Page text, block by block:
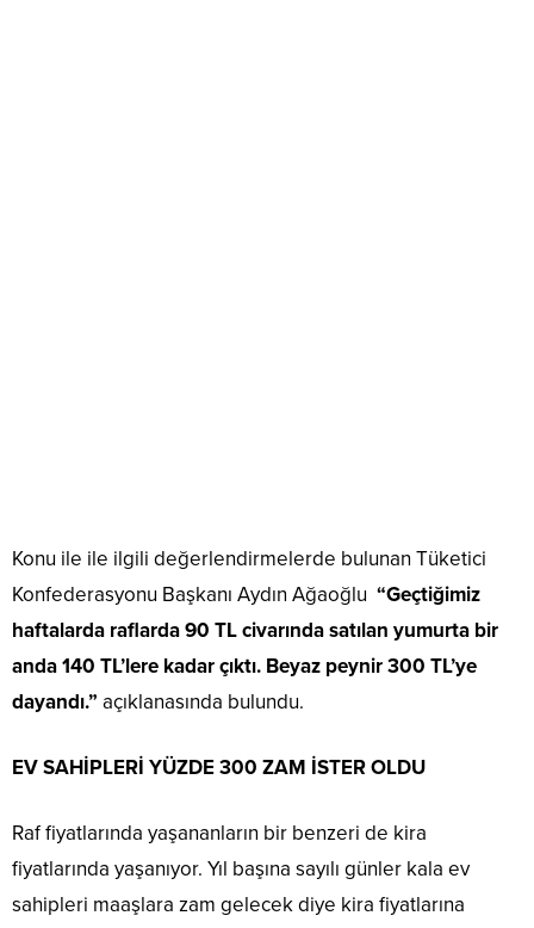
Konu ile ile ilgili değerlendirmelerde bulunan Tüketici
Konfederasyonu Başkanı Aydın Ağaoğlu “Geçtiğimiz
haftalarda raflarda 90 TL civarında satılan yumurta bir
anda 140 TL’lere kadar çıktı. Beyaz peynir 300 TL’ye
dayandı.” açıklanasında bulundu.
EV SAHİPLERİ YÜZDE 300 ZAM İSTER OLDU
Raf fiyatlarında yaşananların bir benzeri de kira
fiyatlarında yaşanıyor. Yıl başına sayılı günler kala ev
sahipleri maaşlara zam gelecek diye kira fiyatlarına